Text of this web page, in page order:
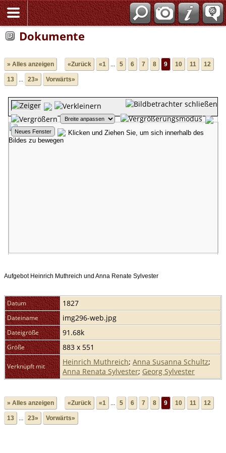
Dokumente
» Alles anzeigen «Zurück «1 ... 5 6 7 8 9 10 11 12
13 ... 23» Vorwärts»
Aufgebot Heinrich Muthreich und Anna Renate Sylvester
Datum 1827
Dateiname img296-web.jpg
Dateigröße 91.68k
Größe 883 x 551
Verknüpft mit Heinrich Muthreich; Anna Susanna Schultz;
Anna Renata Sylvester; Georg Sylvester
» Alles anzeigen «Zurück «1 ... 5 6 7 8 9 10 11 12
13 ... 23» Vorwärts»